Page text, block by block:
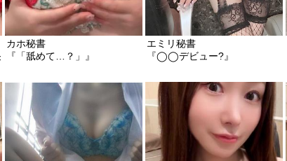
スローな素股』
カホ秘書
『「舐めて…？」』
エミリ秘書
『◯◯デビュー?』